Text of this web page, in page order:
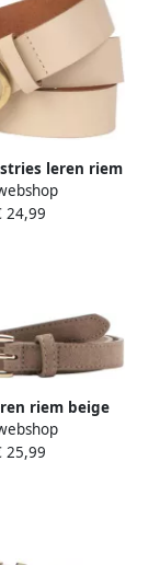
leren riem
beige
24,99
riem beige
25,99